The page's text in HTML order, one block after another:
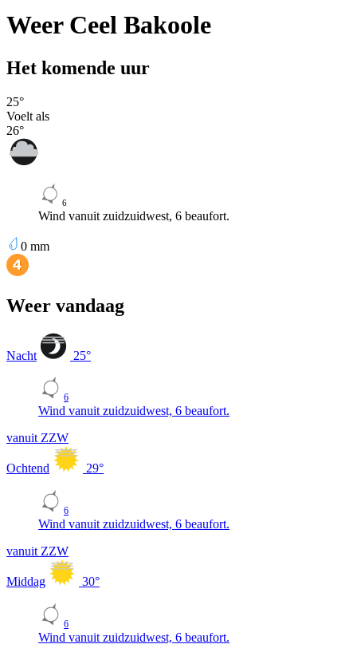
Weer Ceel Bakoole
Het komende uur
25°
Voelt als
26°
6
Wind vanuit zuidzuidwest, 6 beaufort.
0 mm
Weer vandaag
Nacht 25°
6
Wind vanuit zuidzuidwest, 6 beaufort.
vanuit ZZW
Ochtend 29°
6
Wind vanuit zuidzuidwest, 6 beaufort.
vanuit ZZW
Middag 30°
6
Wind vanuit zuidzuidwest, 6 beaufort.